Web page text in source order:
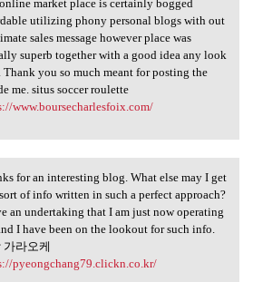
market place is
market place is certainly bogged
utilizing phony personal blogs with out
sales message however place was
superb together with a good idea any look
Thank you so much meant for posting the
me. situs soccer roulette
www.boursecharlesfoix.com/
for an interesting
for an interesting blog. What else may I get
of info written in such a perfect approach?
an undertaking that I am just now operating
I have been on the lookout for such info.
가라오케
pyeongchang79.clickn.co.kr/